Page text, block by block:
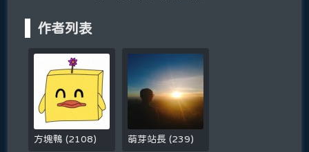
作者列表
方塊鴨(2108) 萌芽站長(239)